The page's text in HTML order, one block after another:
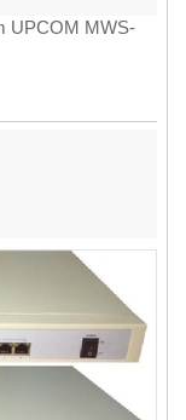
UPCOM MWS-